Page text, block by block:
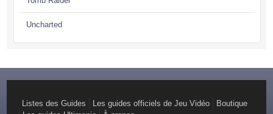
Uncharted
Listes des Guides Les guides officiels de Jeu Vidéo
Boutique